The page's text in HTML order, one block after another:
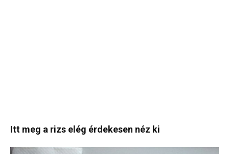
Itt meg a rizs elég érdekesen néz ki